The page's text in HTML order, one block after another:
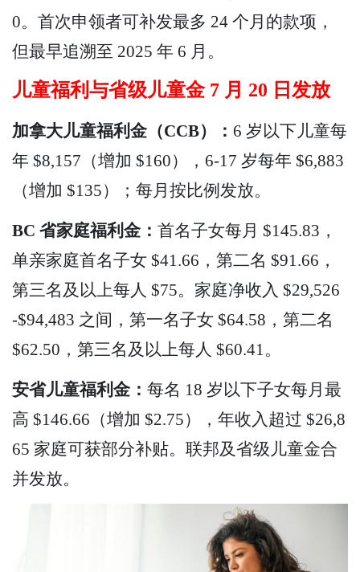
0。首次申领者可补发最多 24 个月的款项，
但最早追溯至 2025 年 6 月。
儿童福利与省级儿童金 7 月 20 日发放
加拿大儿童福利金（CCB）： 6 岁以下儿童每
年 $8,157（增加 $160），6-17 岁每年 $6,883
（增加 $135）；每月按比例发放。
BC 省家庭福利金： 首名子女每月 $145.83，
单亲家庭首名子女 $41.66，第二名 $91.66，
第三名及以上每人 $75。家庭净收入 $29,526
-$94,483 之间，第一名子女 $64.58，第二名
$62.50，第三名及以上每人 $60.41。
安省儿童福利金： 每名 18 岁以下子女每月最
高 $146.66（增加 $2.75），年收入超过 $26,8
65 家庭可获部分补贴。联邦及省级儿童金合
并发放。